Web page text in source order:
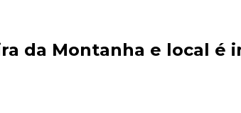
da Montanha e local